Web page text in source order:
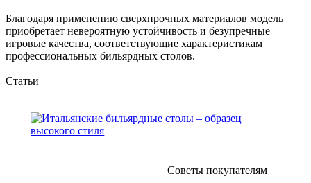
Благодаря применению сверхпрочных материалов модель
приобретает невероятную устойчивость и безупречные
игровые качества, соответствующие характеристикам
профессиональных бильярдных столов.
Статьи
Советы покупателям